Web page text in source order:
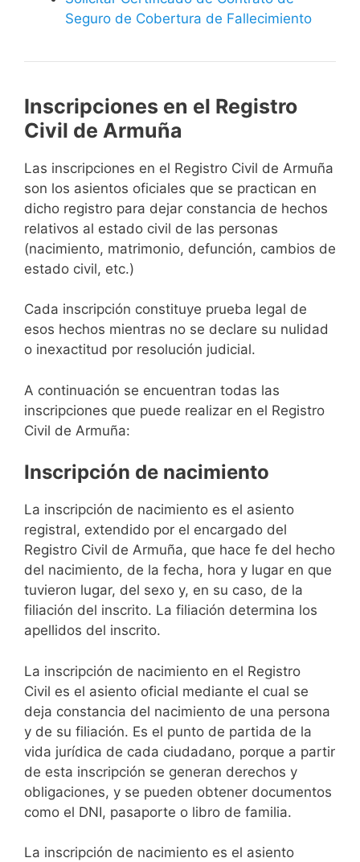
Seguro de Cobertura de Fallecimiento
Inscripciones en el Registro
Civil de Armuña
Las inscripciones en el Registro Civil de Armuña
son los asientos oficiales que se practican en
dicho registro para dejar constancia de hechos
relativos al estado civil de las personas
(nacimiento, matrimonio, defunción, cambios de
estado civil, etc.)
Cada inscripción constituye prueba legal de
esos hechos mientras no se declare su nulidad
o inexactitud por resolución judicial.
A continuación se encuentran todas las
inscripciones que puede realizar en el Registro
Civil de Armuña:
Inscripción de nacimiento
La inscripción de nacimiento es el asiento
registral, extendido por el encargado del
Registro Civil de Armuña, que hace fe del hecho
del nacimiento, de la fecha, hora y lugar en que
tuvieron lugar, del sexo y, en su caso, de la
filiación del inscrito. La filiación determina los
apellidos del inscrito.
La inscripción de nacimiento en el Registro
Civil es el asiento oficial mediante el cual se
deja constancia del nacimiento de una persona
y de su filiación. Es el punto de partida de la
vida jurídica de cada ciudadano, porque a partir
de esta inscripción se generan derechos y
obligaciones, y se pueden obtener documentos
como el DNI, pasaporte o libro de familia.
La inscripción de nacimiento es el asiento